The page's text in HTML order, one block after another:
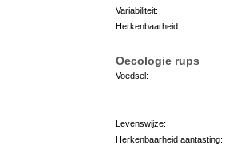
Variabiliteit:
Herkenbaarheid:
Oecologie rups
Voedsel:
Levenswijze:
Herkenbaarheid aantasting: